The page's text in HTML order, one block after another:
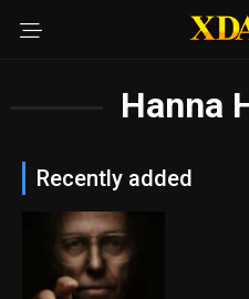
Hanna
Recently added